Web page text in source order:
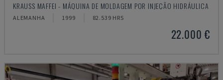
KRAUSS MAFFEI - MÁQUINA DE MOLDAGEM POR INJEÇÃO HIDRÁULICA
ALEMANHA 1999 82.539 HRS
22.000 €